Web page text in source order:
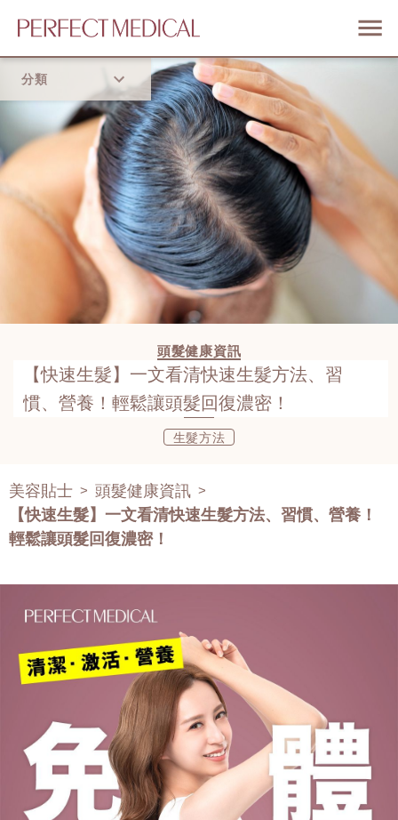
分類
首頁
流行趨勢
頭髮健康資訊
【快速生髮】一文看清快速生髮方法、習
慣、營養！輕鬆讓頭髮回復濃密！
生髮方法
美容貼士 > 頭髮健康資訊 >
【快速生髮】一文看清快速生髮方法、習慣、營養！
輕鬆讓頭髮回復濃密！